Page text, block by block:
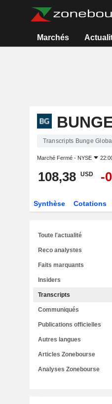
Marchés
Transcripts Bunge
Marché Fermé - NYSE
108,38 USD -
Synthèse Cotations
Toute l'actualité
Reco analystes
Faits marquants
Insiders
Transcripts
Communiqués
Publications officielles
Autres langues
Articles Zonebourse
Analyses Zonebourse